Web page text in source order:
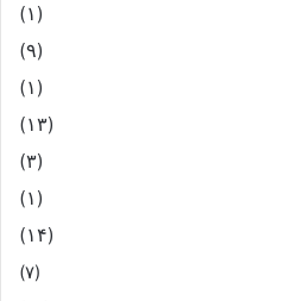
(۱)
(۹)
(۱)
(۱۳)
(۳)
(۱)
(۱۴)
(۷)